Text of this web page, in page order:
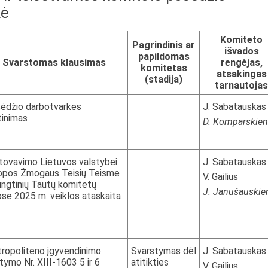
Svarstomas klausimas
Pagrindinis ar
papildomas
komitetas
(stadija)
Komiteto
išvados
rengėjas,
atsakingas
tarnautojas
darbotvarkės
J. Sabatauskas
D.
Lietuvos valstybei
Žmogaus Teisių Teisme
Tautų komitetų
2025 m. veiklos ataskaita
J. Sabatauskas
V. Gailius
J.
įgyvendinimo
Nr. XIII-1603 5 ir 6
Svarstymas dėl
atitikties
J. Sabatauskas